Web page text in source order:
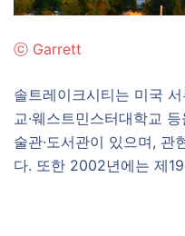
ⓒ Garrett
솔트레이크시티는 미국
교·웨스트민스터대학교
술관·도서관이 있으며, 관
다. 또한 2002년에는 제